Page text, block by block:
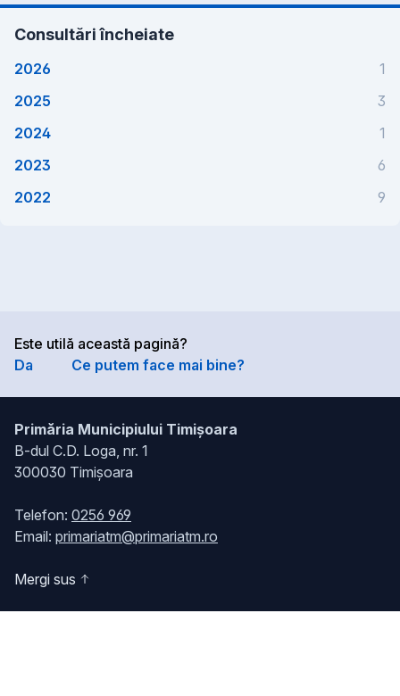
Decide!".
Consultări încheiate
2026
1
2025
3
2024
1
2023
6
2022
9
Este utilă această pagină?
Da
Ce putem face mai bine?
Primăria Municipiului Timișoara
B-dul C.D. Loga, nr. 1
300030 Timișoara
Telefon: 0256 969
Email: primariatm@primariatm.ro
Mergi sus